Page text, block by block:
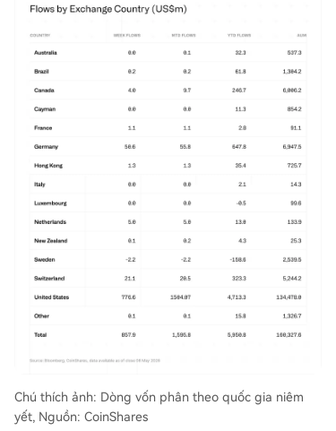
Chú thích ảnh: Dòng vốn phân theo quốc gia niêm
yết, Nguồn: CoinShares